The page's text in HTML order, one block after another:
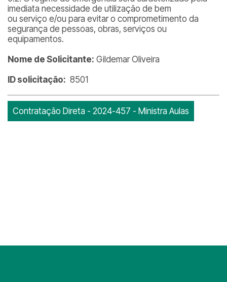
imediata necessidade de utilização de bem
ou serviço e/ou para evitar o comprometimento da
segurança de pessoas, obras, serviços ou
equipamentos.
Nome de Solicitante: Gildemar Oliveira
ID solicitação: 8501
Contratação Direta - 2024-457 - Ministra Aulas